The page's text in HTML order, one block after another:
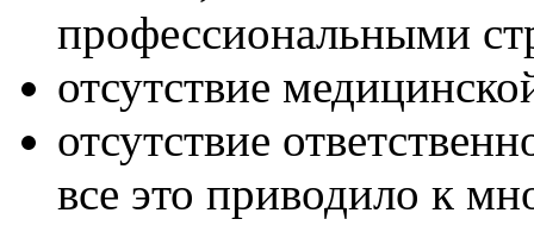
профессиональными
отсутствие
отсутствие
все это приводило к